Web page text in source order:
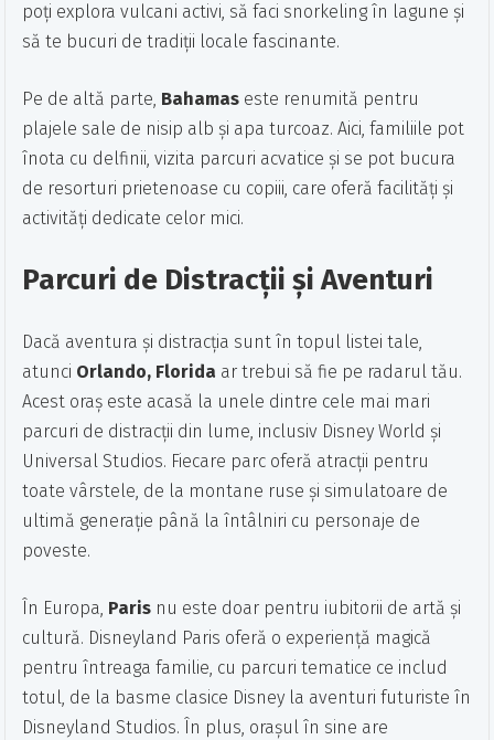
poți explora vulcani activi, să faci snorkeling în lagune și
să te bucuri de tradiții locale fascinante.
Pe de altă parte, Bahamas este renumită pentru
plajele sale de nisip alb și apa turcoaz. Aici, familiile pot
înota cu delfinii, vizita parcuri acvatice și se pot bucura
de resorturi prietenoase cu copiii, care oferă facilități și
activități dedicate celor mici.
Parcuri de Distracții și Aventuri
Dacă aventura și distracția sunt în topul listei tale,
atunci Orlando, Florida ar trebui să fie pe radarul tău.
Acest oraș este acasă la unele dintre cele mai mari
parcuri de distracții din lume, inclusiv Disney World și
Universal Studios. Fiecare parc oferă atracții pentru
toate vârstele, de la montane ruse și simulatoare de
ultimă generație până la întâlniri cu personaje de
poveste.
În Europa, Paris nu este doar pentru iubitorii de artă și
cultură. Disneyland Paris oferă o experiență magică
pentru întreaga familie, cu parcuri tematice ce includ
totul, de la basme clasice Disney la aventuri futuriste în
Disneyland Studios. În plus, orașul în sine are